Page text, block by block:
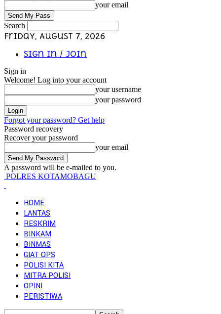
your email
Search
Friday, August 7, 2026
Sign in / Join
Sign in
Welcome! Log into your account
your username
your password
Forgot your password? Get help
Password recovery
Recover your password
your email
A password will be e-mailed to you.
POLRES KOTAMOBAGU
HOME
LANTAS
RESKRIM
BINKAM
BINMAS
GIAT OPS
POLISI KITA
MITRA POLISI
OPINI
PERISTIWA